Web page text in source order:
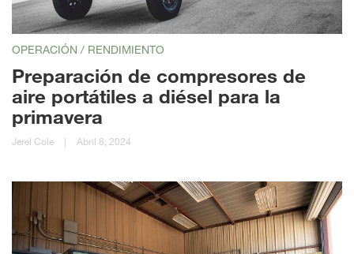
OPERACIÓN / RENDIMIENTO
Preparación de compresores de
aire portátiles a diésel para la
primavera
Jerel Cole | Abril 8, 2024